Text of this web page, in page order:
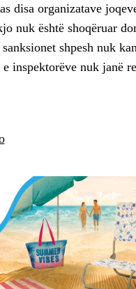
disa organizatave
nuk është shoqëruar
shpesh nuk
inspektorëve nuk janë